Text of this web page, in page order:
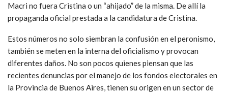
Macri no fuera Cristina o un “ahijado” de la misma. De allí la
propaganda oficial prestada a la candidatura de Cristina.
Estos números no solo siembran la confusión en el peronismo,
también se meten en la interna del oficialismo y provocan
diferentes daños. No son pocos quienes piensan que las
recientes denuncias por el manejo de los fondos electorales en
la Provincia de Buenos Aires, tienen su origen en un sector de